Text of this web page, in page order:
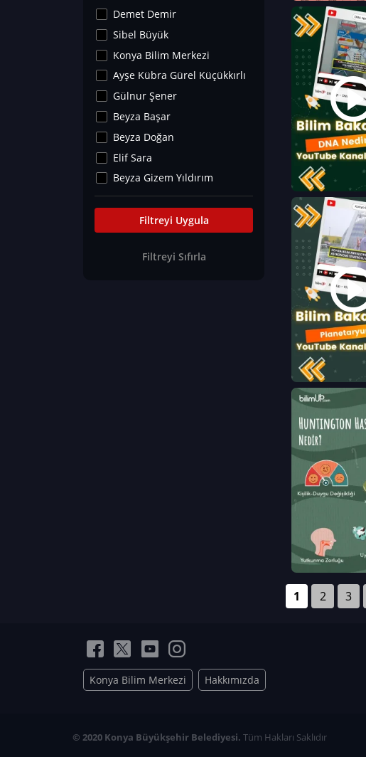
Astronomi ve Uzay
Noroloji
Matematik
Teknoloji
İklim Değişikliği
Arkeoloji
Kültür&Sanat
Yaşam Tavsiyeleri
Merakoloji
Eğitim Bilimleri
Demet Demir
Sibel Büyük
Konya Bilim Merkezi
Ayşe Kübra Gürel Küçükkırlı
Gülnur Şener
Beyza Başar
Beyza Doğan
Elif Sara
Beyza Gizem Yıldırım
İlknur İyigökler
Büşra Elif Kıvrak
Can TORUN
Filtreyi Uygula
Filtreyi Sıfırla
1 2 3
Konya Bilim Merkezi Hakkımızda
© 2020 Konya Büyükşehir Belediyesi. Tüm Hakları Saklıdır